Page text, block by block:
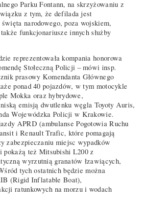
Parku Fontann, na skrzyżowaniu z
z tym, że defilada jest
narodowego, poza wojskiem,
funkcjonariusze innych służby
reprezentowała kompania honorowa
Stołeczną Policji – mówi insp.
prasowy Komendanta Głównego
ponad 40 pojazdów, w tym motocykle
Mokka oraz hybrydowe,
emisją dwutlenku węgla Toyoty Auris,
Wojewódzka Policji w Krakowie.
APRD (ambulanse Pogotowia Ruchu
i Renault Trafic, które pomagają
zabezpieczaniu miejsc wypadków
pokażą też Mitsubishi L200 z
wyrzutnią granatów łzawiących,
tych ostatnich będzie można
(Rigid Inflatable Boat),
ratunkowych na morzu i wodach